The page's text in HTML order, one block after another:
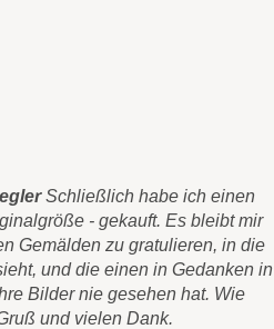
Schließlich habe ich einen
- gekauft. Es bleibt mir
Gemälden zu gratulieren, in die
und die einen in Gedanken in
Bilder nie gesehen hat. Wie
und vielen Dank.